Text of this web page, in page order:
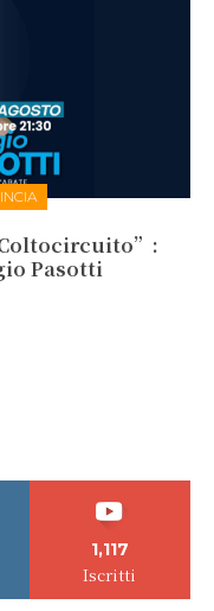
Pasotti
1,117
Iscritti